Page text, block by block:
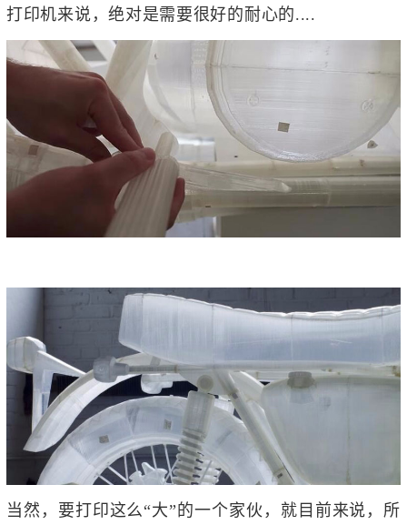
打印机来说，绝对是需要很好的耐心的....
当然，要打印这么“大”的一个家伙，就目前来说，所